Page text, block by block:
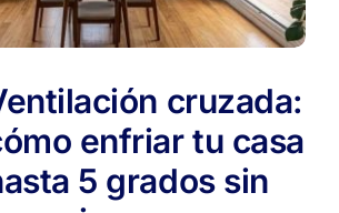
cruzada:
enfriar tu casa
5 grados sin